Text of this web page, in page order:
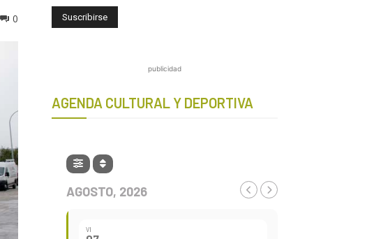
0
publicidad
AGENDA CULTURAL Y DEPORTIVA
AGOSTO, 2026
VI